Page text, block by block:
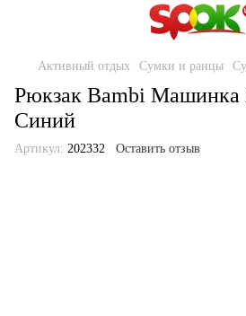
Активный отдых Сумки и ранцы
Рюкзак Bambi Машинка
Синий
Артикул: 202332 Оставить отзыв